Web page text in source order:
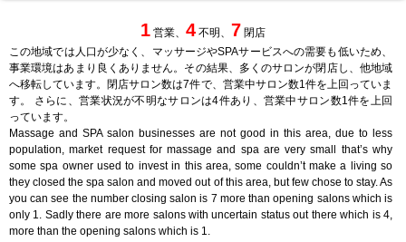
1 営業、 4 不明、 7 閉店
この地域では人口が少なく、マッサージやSPAサービスへの需要も低いため、
事業環境はあまり良くありません。その結果、多くのサロンが閉店し、他地域
へ移転しています。閉店サロン数は7件で、営業中サロン数1件を上回っていま
す。 さらに、営業状況が不明なサロンは4件あり、営業中サロン数1件を上回
っています。
Massage and SPA salon businesses are not good in this area, due to less
population, market request for massage and spa are very small that’s why
some spa owner used to invest in this area, some couldn’t make a living so
they closed the spa salon and moved out of this area, but few chose to stay. As
you can see the number closing salon is 7 more than opening salons which is
only 1. Sadly there are more salons with uncertain status out there which is 4,
more than the opening salons which is 1.